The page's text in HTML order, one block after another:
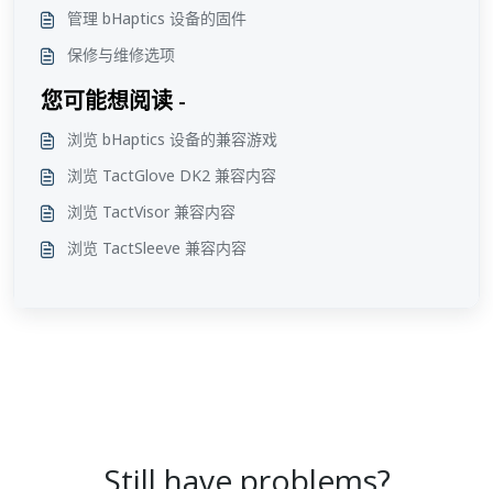
管理 bHaptics 设备的固件
保修与维修选项
您可能想阅读 -
浏览 bHaptics 设备的兼容游戏
浏览 TactGlove DK2 兼容内容
浏览 TactVisor 兼容内容
浏览 TactSleeve 兼容内容
Still have problems?